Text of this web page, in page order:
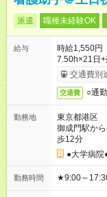
派遣 職種未経験OK
給与
時給1,550円
7.50h×21日
交通費別
交通費 ○通
勤務地
東京都港区
御成門駅か
歩12分
●大学病院
勤務時間 ★9:00～